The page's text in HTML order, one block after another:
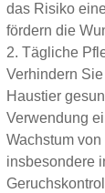
das Risiko
fördern die
2. Tägliche
Verhindern
Haustier
Verwendung
Wachstum
insbesondere